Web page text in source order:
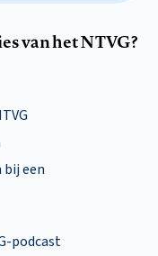
van het NTVG?
bij een
podcast